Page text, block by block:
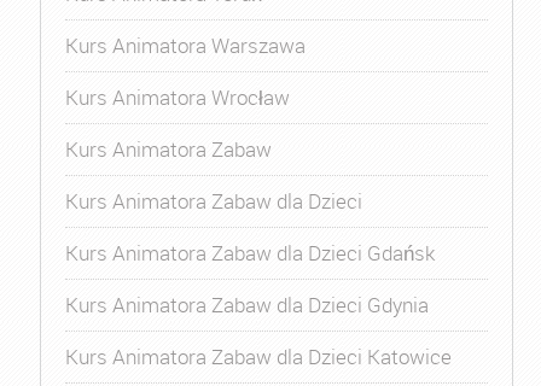
Kurs Animatora Warszawa
Kurs Animatora Wrocław
Kurs Animatora Zabaw
Kurs Animatora Zabaw dla Dzieci
Kurs Animatora Zabaw dla Dzieci Gdańsk
Kurs Animatora Zabaw dla Dzieci Gdynia
Kurs Animatora Zabaw dla Dzieci Katowice